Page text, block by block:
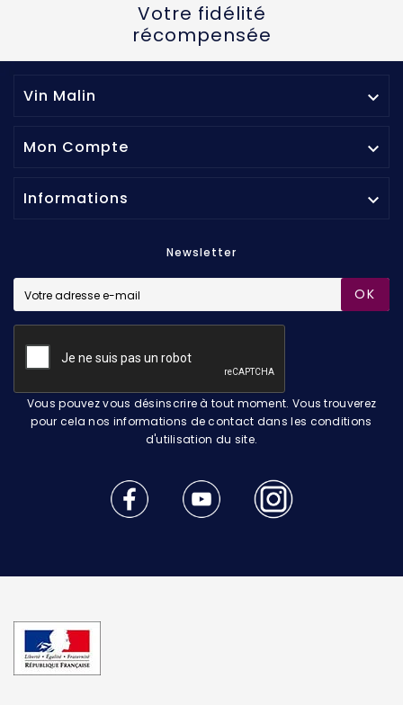
Votre fidélité
récompensée
Vin Malin 
Mon Compte 
Informations 
Newsletter
OK
Vous pouvez vous désinscrire à tout moment. Vous trouverez
pour cela nos informations de contact dans les conditions
d'utilisation du site.